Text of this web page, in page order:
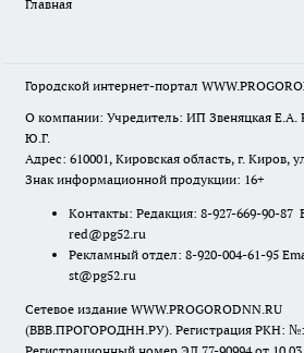
Главная
Городской интернет-портал
О компании: Учредитель: ИП Звеняцкая Е.А.
Ю.Г.
Адрес: 610001, Кировская область, г. Киров,
Знак информационной продукции: 16+
Контакты: Редакция: 8-927-669-90-87
red@pg52.ru
Рекламный отдел: 8-920-004-61-95
st@pg52.ru
Сетевое издание WWW.PROGORODNN.RU
(ВВВ.ПРОГОРОДНН.РУ). Регистрация РКН: №: